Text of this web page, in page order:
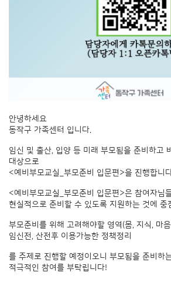
안녕하세요
동작구 가족센터 입니다.
임신 및 출산, 입양 등 미래 부모됨을 준비하고
대상으로
<예비부모교실_부모준비 입문편>을 진행합니
<예비부모교실_부모준비 입문편>은 참여자님
현실적으로 준비할 수 있도록 지원하는 것에 중
부모준비를 위해 고려해야할 영역(몸, 지식, 마
임신전, 산전후 이용가능한 정책정리
를 주제로 진행할 예정이오니 부모됨을 준비하
적극적인 참여를 부탁립니다!